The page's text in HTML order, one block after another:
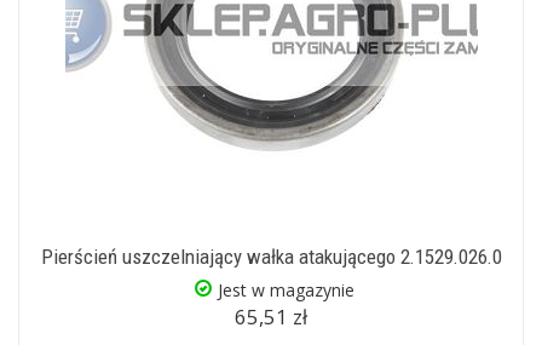
Pierścień uszczelniający wałka atakującego 2.1529.026.0
Jest w magazynie
65,51 zł